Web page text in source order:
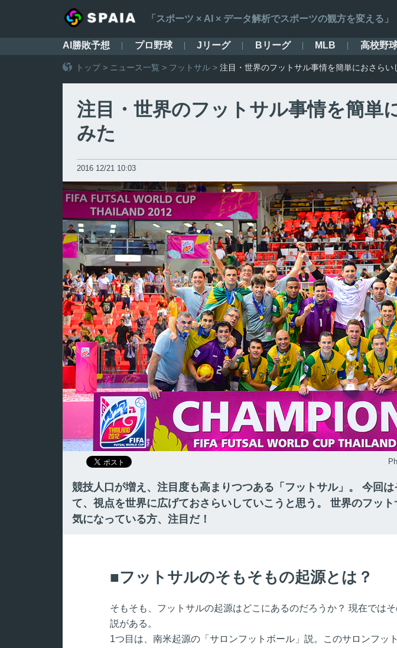
「スポーツ × AI × データ解析でスポーツの観方を変える」
AI勝敗予想 プロ野球 Jリーグ Bリーグ MLB 高校野
トップ> ニュース一覧 > フットサル > 注目・世界のフットサル事情を簡単におさらい
注目・世界のフットサル事情を簡単
みた
2016 12/21 10:03
競技人口が増え、注目度も高まりつつある「フットサル」。 今回
て、視点を世界に広げておさらいしていこうと思う。 世界のフッ
気になっている方、注目だ！
フットサルのそもそもの起源とは？
そもそも、フットサルの起源はどこにあるのだろうか？ 現在では
説がある。
1つ目は、南米起源の「サロンフットボール」説。このサロンフッ